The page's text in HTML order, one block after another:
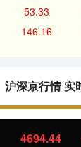
53.33
146.16
沪深京行情 实
4694.44